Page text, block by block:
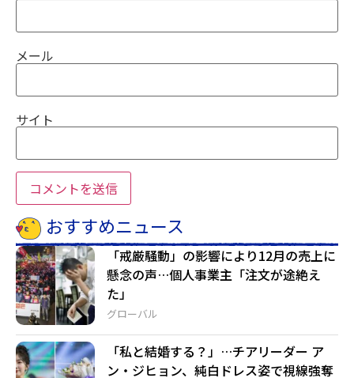
メール
サイト
おすすめニュース
グローバル
「戒厳騒動」の影響により12月の売上に
懸念の声…個人事業主「注文が途絶え
た」
「私と結婚する？」…チアリーダー ア
ン・ジヒョン、純白ドレス姿で視線強奪